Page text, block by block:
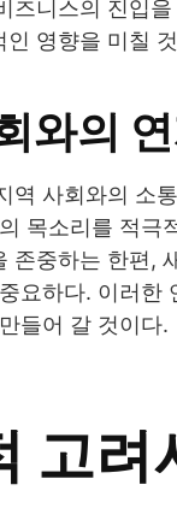
즈니스의 진입
인 영향을 미칠
와의
역 사회와의 소
목소리를 적극
존중하는 한편,
요하다. 이러한
들어 갈 것이다.
고려